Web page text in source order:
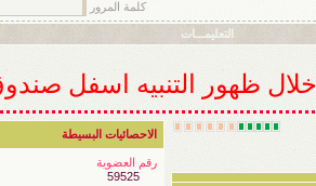
كلمة المرور
التعليمـــات
ظهور التنبيه اسفل
الاحصائيات البسيطة
رقم العضوية
59525